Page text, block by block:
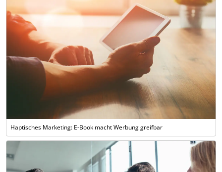
Haptisches Marketing: E-Book macht Werbung greifbar